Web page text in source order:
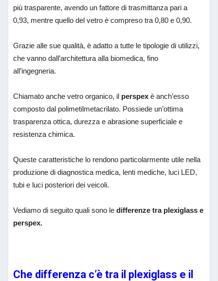
più trasparente, avendo un fattore di trasmittanza pari a
0,93, mentre quello del vetro è compreso tra 0,80 e 0,90.
Grazie alle sue qualità, è adatto a tutte le tipologie di utilizzi,
che vanno dall’architettura alla biomedica, fino
all’ingegneria.
Chiamato anche vetro organico, il perspex è anch’esso
composto dal polimetilmetacrilato. Possiede un’ottima
trasparenza ottica, durezza e abrasione superficiale e
resistenza chimica.
Queste caratteristiche lo rendono particolarmente utile nella
produzione di diagnostica medica, lenti mediche, luci LED,
tubi e luci posteriori dei veicoli.
Vediamo di seguito quali sono ledifferenze tra plexiglass e
perspex.
Che differenza c’è tra il plexiglass e il